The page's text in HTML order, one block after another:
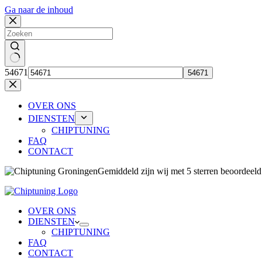
Ga naar de inhoud
Geen
resultaten
54671
OVER ONS
DIENSTEN
CHIPTUNING
FAQ
CONTACT
Gemiddeld zijn wij
OVER ONS
DIENSTEN
CHIPTUNING
FAQ
CONTACT